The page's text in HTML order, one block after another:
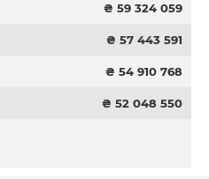
₴ 59 324 059
₴ 57 443 591
₴ 54 910 768
₴ 52 048 550